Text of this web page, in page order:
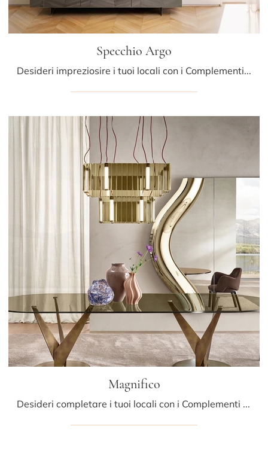
Specchio Argo
Desideri impreziosire i tuoi locali con i Complementi Bontempi? Eccoti molteplici modelli di specchi senza cornice come Specchio Argo.
Magnifico
Desideri completare i tuoi locali con i Complementi Fiam? Eccoti diversi modelli di specchi in vetro come Magnifico.